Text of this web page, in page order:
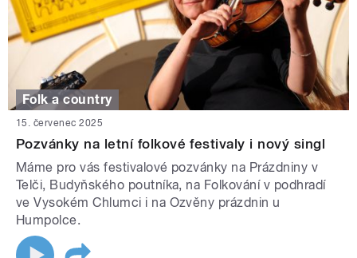
Folk a country
15. červenec 2025
Pozvánky na letní folkové festivaly i nový singl
Máme pro vás festivalové pozvánky na Prázdniny v
Telči, Budyňského poutníka, na Folkování v podhradí
ve Vysokém Chlumci i na Ozvěny prázdnin u
Humpolce.